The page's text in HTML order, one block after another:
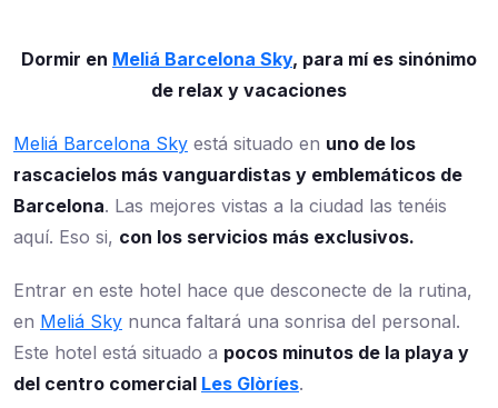
Dormir en Meliá Barcelona Sky, para mí es sinónimo
de relax y vacaciones
Meliá Barcelona Sky está situado en uno de los
rascacielos más vanguardistas y emblemáticos de
Barcelona. Las mejores vistas a la ciudad las tenéis
aquí. Eso si, con los servicios más exclusivos.
Entrar en este hotel hace que desconecte de la rutina,
en Meliá Sky nunca faltará una sonrisa del personal.
Este hotel está situado a pocos minutos de la playa y
del centro comercial Les Glòríes.